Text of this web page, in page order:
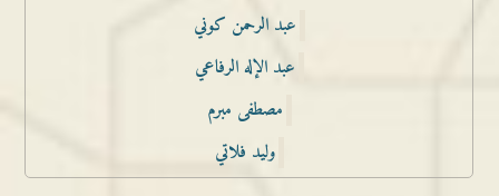
عبد الرحمن كوني
عبد الإله الرفاعي
مصطفى مبرم
وليد فلاتي